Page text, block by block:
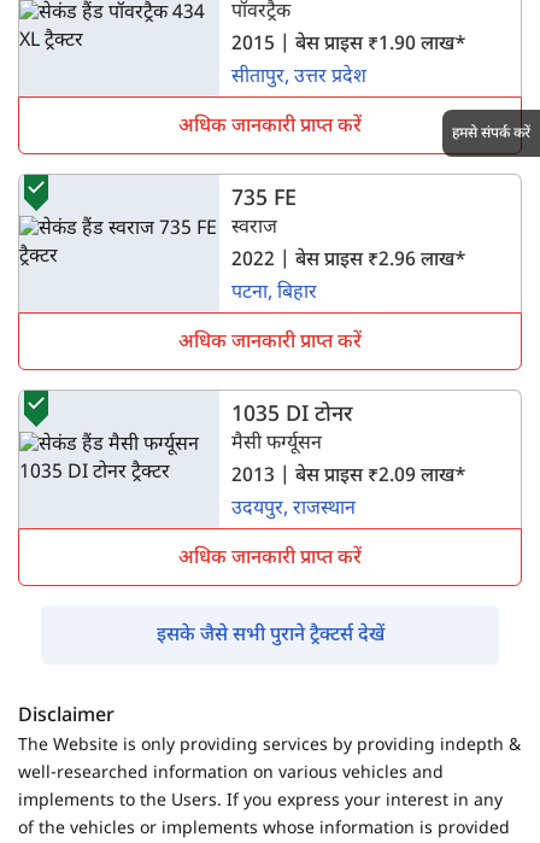
पॉवरट्रैक
2015 | बेस प्राइस ₹1.90 लाख*
सीतापुर, उत्तर प्रदेश
अधिक जानकारी प्राप्त करें
735 FE
स्वराज
2022 | बेस प्राइस ₹2.96 लाख*
पटना, बिहार
अधिक जानकारी प्राप्त करें
1035 DI टोनर
मैसी फर्ग्यूसन
2013 | बेस प्राइस ₹2.09 लाख*
उदयपुर, राजस्थान
अधिक जानकारी प्राप्त करें
इसके जैसे सभी पुराने ट्रैक्टर्स देखें
Disclaimer
The Website is only providing services by providing indepth &
well-researched information on various vehicles and
implements to the Users. If you express your interest in any
of the vehicles or implements whose information is provided
हमसे संपर्क करें